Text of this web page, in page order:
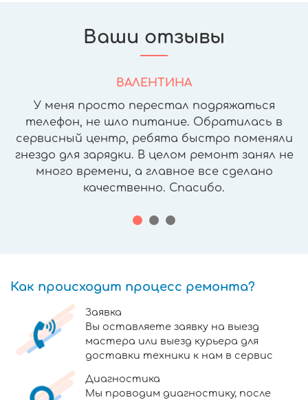
Ваши отзывы
ВАЛЕНТИНА
У меня просто перестал подряжаться
телефон, не шло питание. Обратилась в
сервисный центр, ребята быстро поменяли
гнездо для зарядки. В целом ремонт занял не
много времени, а главное все сделано
качественно. Спасибо.
Как происходит процесс ремонта?
Заявка
Вы оставляете заявку на выезд
мастера или выезд курьера для
доставки техники к нам в сервис
Диагностика
Мы проводим диагностику, после